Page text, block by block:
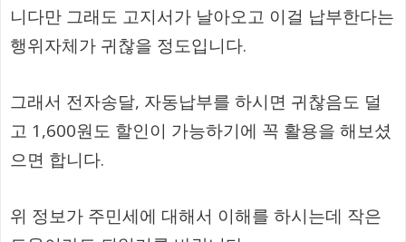
니다만 그래도 고지서가 날아오고 이걸 납부한다는
행위자체가 귀찮을 정도입니다.
그래서 전자송달, 자동납부를 하시면 귀찮음도 덜
고 1,600원도 할인이 가능하기에 꼭 활용을 해보셨
으면 합니다.
위 정보가 주민세에 대해서 이해를 하시는데 작은